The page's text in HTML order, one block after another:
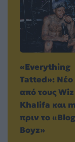
«Everything
Tatted»: Νέο
από τους Wiz
Khalifa και
πριν το
Boyz»